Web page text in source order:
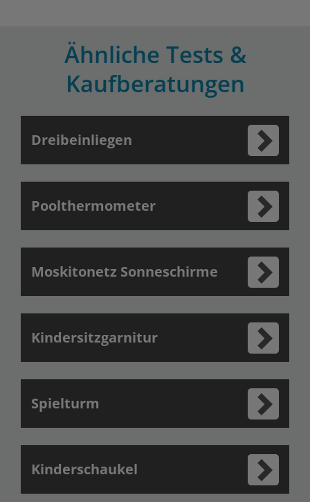
Ähnliche Tests &
Kaufberatungen
Dreibeinliegen
Poolthermometer
Moskitonetz Sonneschirme
Kindersitzgarnitur
Spielturm
Kinderschaukel